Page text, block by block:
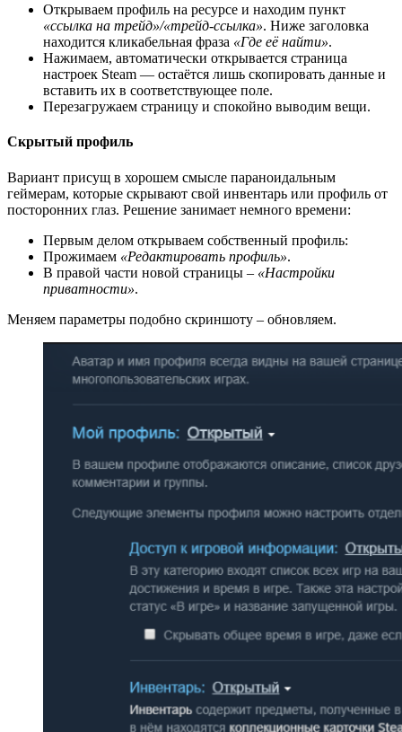
Открываем профиль на ресурсе и находим пункт
«ссылка на трейд»/«трейд-ссылка». Ниже заголовка
находится кликабельная фраза «Где её найти».
Нажимаем, автоматически открывается страница
настроек Steam — остаётся лишь скопировать данные и
вставить их в соответствующее поле.
Перезагружаем страницу и спокойно выводим вещи.
Скрытый профиль
Вариант присущ в хорошем смысле параноидальным
геймерам, которые скрывают свой инвентарь или профиль от
посторонних глаз. Решение занимает немного времени:
Первым делом открываем собственный профиль:
Прожимаем «Редактировать профиль».
В правой части новой страницы – «Настройки
приватности».
Меняем параметры подобно скриншоту – обновляем.